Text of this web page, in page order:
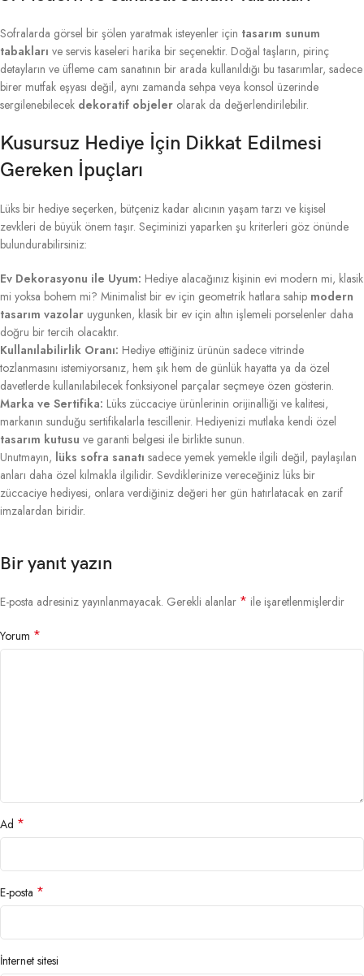
Sofralarda görsel bir şölen yaratmak isteyenler için tasarım sunum
tabakları ve servis kaseleri harika bir seçenektir. Doğal taşların, pirinç
detayların ve üfleme cam sanatının bir arada kullanıldığı bu tasarımlar, sadece
birer mutfak eşyası değil, aynı zamanda sehpa veya konsol üzerinde
sergilenebilecek dekoratif objeler olarak da değerlendirilebilir.
Kusursuz Hediye İçin Dikkat Edilmesi
Gereken İpuçları
Lüks bir hediye seçerken, bütçeniz kadar alıcının yaşam tarzı ve kişisel
zevkleri de büyük önem taşır. Seçiminizi yaparken şu kriterleri göz önünde
bulundurabilirsiniz:
Ev Dekorasyonu ile Uyum: Hediye alacağınız kişinin evi modern mi, klasik
mi yoksa bohem mi? Minimalist bir ev için geometrik hatlara sahip modern
tasarım vazolar uygunken, klasik bir ev için altın işlemeli porselenler daha
doğru bir tercih olacaktır.
Kullanılabilirlik Oranı: Hediye ettiğiniz ürünün sadece vitrinde
tozlanmasını istemiyorsanız, hem şık hem de günlük hayatta ya da özel
davetlerde kullanılabilecek fonksiyonel parçalar seçmeye özen gösterin.
Marka ve Sertifika: Lüks züccaciye ürünlerinin orijinalliği ve kalitesi,
markanın sunduğu sertifikalarla tescillenir. Hediyenizi mutlaka kendi özel
tasarım kutusu ve garanti belgesi ile birlikte sunun.
Unutmayın, lüks sofra sanatı sadece yemek yemekle ilgili değil, paylaşılan
anları daha özel kılmakla ilgilidir. Sevdiklerinize vereceğiniz lüks bir
züccaciye hediyesi, onlara verdiğiniz değeri her gün hatırlatacak en zarif
imzalardan biridir.
Bir yanıt yazın
E-posta adresiniz yayınlanmayacak. Gerekli alanlar * ile işaretlenmişlerdir
Yorum *
Ad *
E-posta *
İnternet sitesi